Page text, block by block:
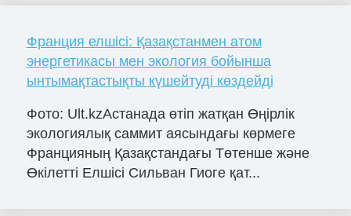
Франция елшісі: Қазақстанмен атом
энергетикасы мен экология бойынша
ынтымақтастықты күшейтуді көздейді
Фото: Ult.kzАстанада өтіп жатқан Өңірлік
экологиялық саммит аясындағы көрмеге
Францияның Қазақстандағы Төтенше және
Өкілетті Елшісі Сильван Гиоге қат...